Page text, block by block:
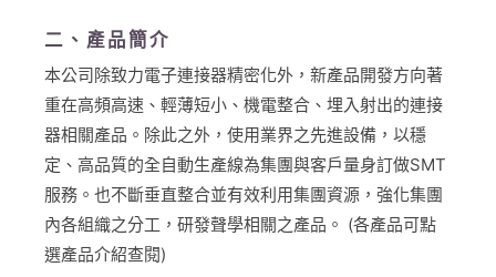
二、產品簡介
本公司除致力電子連接器精密化外，新產品開發方向著
重在高頻高速、輕薄短小、機電整合、埋入射出的連接
器相關產品。除此之外，使用業界之先進設備，以穩
定、高品質的全自動生產線為集團與客戶量身訂做SMT
服務。也不斷垂直整合並有效利用集團資源，強化集團
內各組織之分工，研發聲學相關之產品。 (各產品可點
選產品介紹查閱)